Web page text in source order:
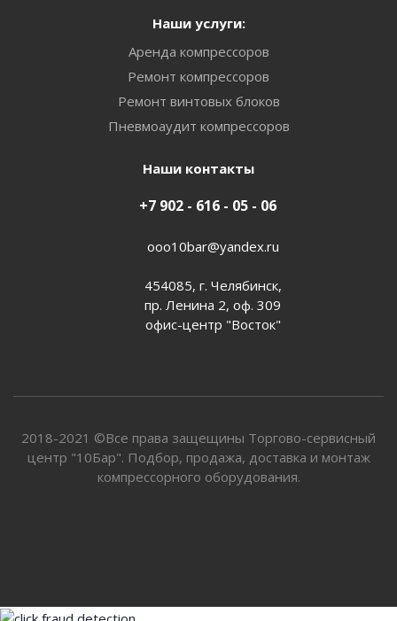
Наши услуги:
Аренда компрессоров
Ремонт компрессоров
Ремонт винтовых блоков
Пневмоаудит компрессоров
Наши контакты
+7 902 - 616 - 05 - 06
ooo10bar@yandex.ru
454085, г. Челябинск,
пр. Ленина 2, оф. 309
офис-центр "Восток"
2018-2021 ©Все права защещины Торгово-сервисный
центр "10Бар". Подбор, продажа, доставка и монтаж
компрессорного оборудования.